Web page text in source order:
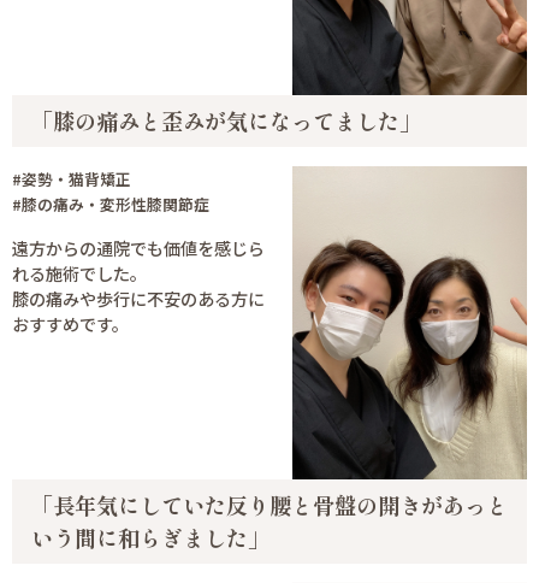
「膝の痛みと歪みが気になってました」
#姿勢・猫背矯正
#膝の痛み・変形性膝関節症
遠方からの通院でも価値を感じら
れる施術でした。
膝の痛みや歩行に不安のある方に
おすすめです。
「長年気にしていた反り腰と骨盤の開きがあっと
いう間に和らぎました」